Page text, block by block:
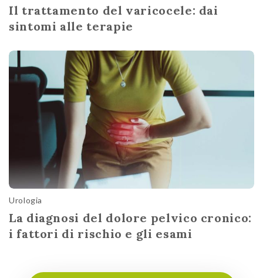
Il trattamento del varicocele: dai
sintomi alle terapie
Urologia
La diagnosi del dolore pelvico cronico:
i fattori di rischio e gli esami